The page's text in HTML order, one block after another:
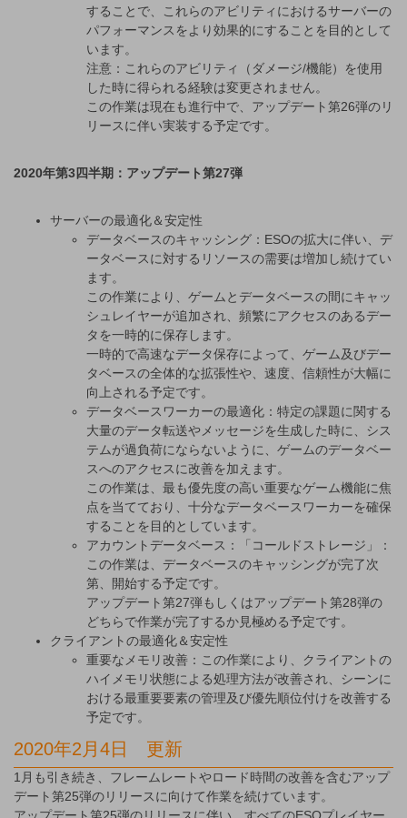
することで、これらのアビリティにおけるサーバーの
パフォーマンスをより効果的にすることを目的として
います。
注意：これらのアビリティ（ダメージ/機能）を使用
した時に得られる経験は変更されません。
この作業は現在も進行中で、アップデート第26弾のリ
リースに伴い実装する予定です。
2020年第3四半期：アップデート第27弾
サーバーの最適化＆安定性
データベースのキャッシング：ESOの拡大に伴い、デ
ータベースに対するリソースの需要は増加し続けてい
ます。
この作業により、ゲームとデータベースの間にキャッ
シュレイヤーが追加され、頻繁にアクセスのあるデー
タを一時的に保存します。
一時的で高速なデータ保存によって、ゲーム及びデー
タベースの全体的な拡張性や、速度、信頼性が大幅に
向上される予定です。
データベースワーカーの最適化：特定の課題に関する
大量のデータ転送やメッセージを生成した時に、シス
テムが過負荷にならないように、ゲームのデータベー
スへのアクセスに改善を加えます。
この作業は、最も優先度の高い重要なゲーム機能に焦
点を当てており、十分なデータベースワーカーを確保
することを目的としています。
アカウントデータベース：「コールドストレージ」：
この作業は、データベースのキャッシングが完了次
第、開始する予定です。
アップデート第27弾もしくはアップデート第28弾の
どちらで作業が完了するか見極める予定です。
クライアントの最適化＆安定性
重要なメモリ改善：この作業により、クライアントの
ハイメモリ状態による処理方法が改善され、シーンに
おける最重要要素の管理及び優先順位付けを改善する
予定です。
2020年2月4日 更新
1月も引き続き、フレームレートやロード時間の改善を含むアップ
デート第25弾のリリースに向けて作業を続けています。